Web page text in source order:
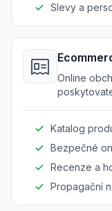
Slevy a
produkty
Online
Katalog
Bezpečné
Recenze a
Propagační